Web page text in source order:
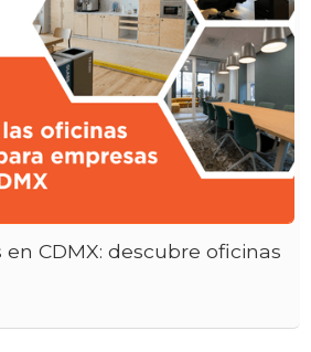
en CDMX: descubre oficinas